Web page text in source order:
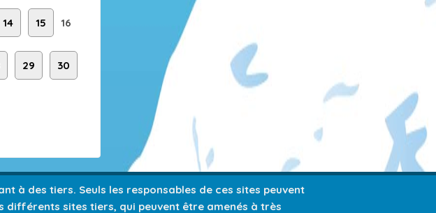
14 15 16
29 30
à des tiers. Seuls les responsables de ces sites peuvent
différents sites tiers, qui peuvent être amenés à très